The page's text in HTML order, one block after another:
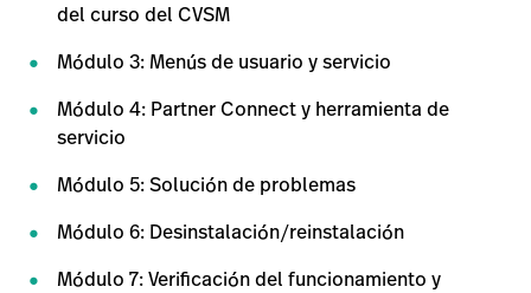
del curso del CVSM
Módulo 3: Menús de usuario y servicio
Módulo 4: Partner Connect y herramienta de
servicio
Módulo 5: Solución de problemas
Módulo 6: Desinstalación/reinstalación
Módulo 7: Verificación del funcionamiento y